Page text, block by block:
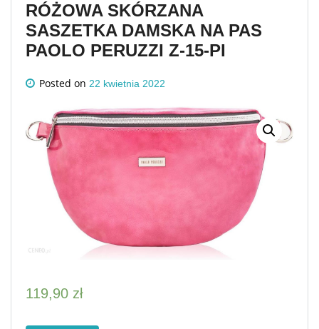
RÓŻOWA SKÓRZANA
SASZETKA DAMSKA NA PAS
PAOLO PERUZZI Z-15-PI
Posted on 22 kwietnia 2022
119,90 zł